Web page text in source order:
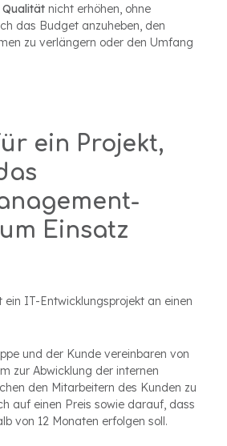
Qualität nicht erhöhen, ohne
das Budget anzuheben, den
zu verlängern oder den Umfang
ein Projekt,
Einsatz
IT-Entwicklungsprojekt an einen
und der Kunde vereinbaren von
zur Abwicklung der internen
den Mitarbeitern des Kunden zu
auf einen Preis sowie darauf, dass
von 12 Monaten erfolgen soll.